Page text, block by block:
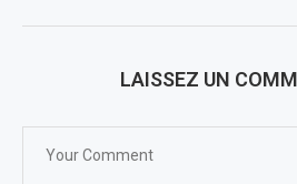
LAISSEZ UN